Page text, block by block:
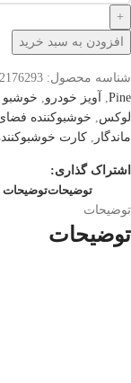
افزودن به سبد خرید
شناسه محصول:
Pine
آویز خودرو خوشبو
لوکس
خوشبوکننده
ماندگار
کارت
اشتراک گذاری:
توضیحاتتوضیحات
توضیحات
توضیحات